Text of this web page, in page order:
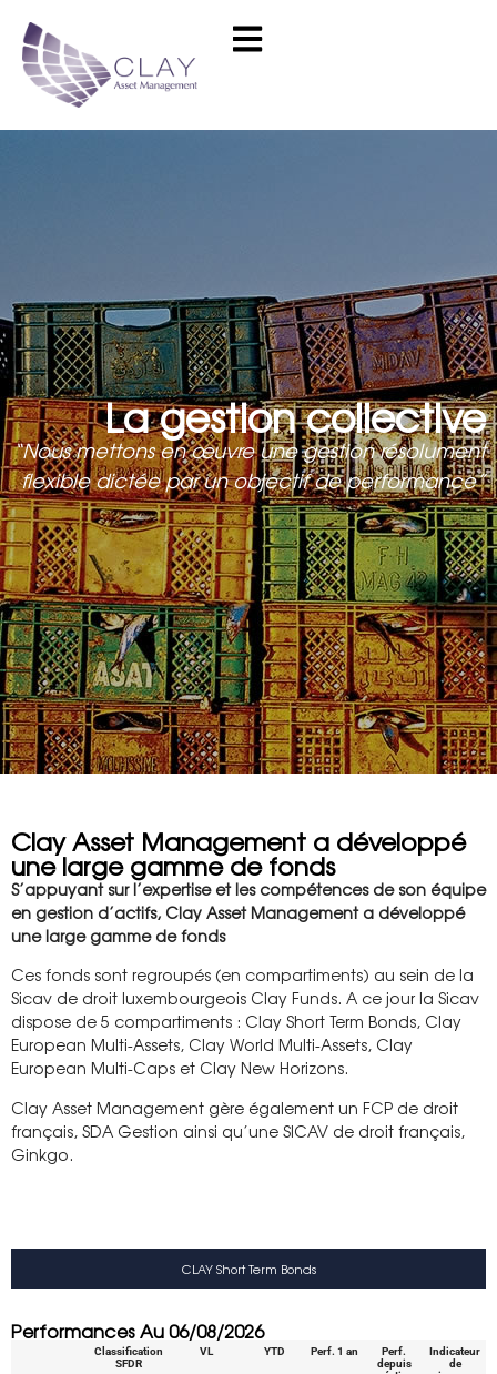
La gestion collective
“Nous mettons en œuvre une gestion résolument
flexible dictée par un objectif de performance”
Clay Asset Management a développé
une large gamme de fonds
S’appuyant sur l’expertise et les compétences de son équipe
en gestion d’actifs, Clay Asset Management a développé
une large gamme de fonds
Ces fonds sont regroupés (en compartiments) au sein de la
Sicav de droit luxembourgeois Clay Funds. A ce jour la Sicav
dispose de 5 compartiments : Clay Short Term Bonds, Clay
European Multi-Assets, Clay World Multi-Assets, Clay
European Multi-Caps et Clay New Horizons.
Clay Asset Management gère également un FCP de droit
français, SDA Gestion ainsi qu’une SICAV de droit français,
Ginkgo.
CLAY Short Term Bonds
Performances Au 06/08/2026
Classification
SFDR
VL YTD Perf. 1 an
Perf.
depuis
Indicateur
de